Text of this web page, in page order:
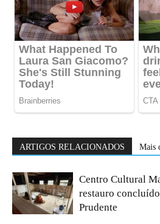
ARTIGOS RELACIONADOS Mais
Centro Cultural
restauro
Prudente